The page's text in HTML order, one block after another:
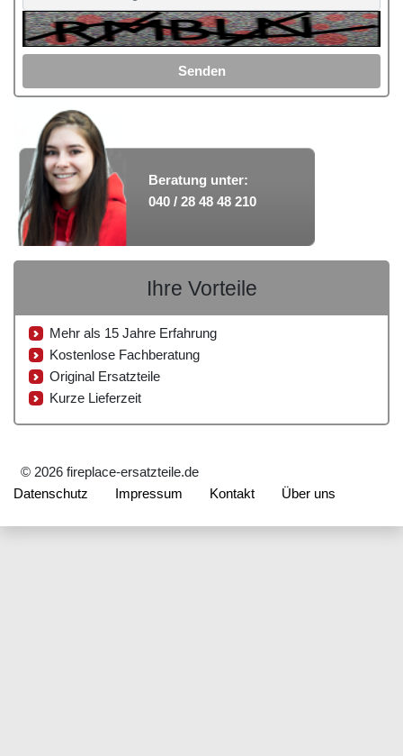
Senden
Beratung unter:
040 / 28 48 48 210
Ihre Vorteile
Mehr als 15 Jahre Erfahrung
Kostenlose Fachberatung
Original Ersatzteile
Kurze Lieferzeit
© 2026 fireplace-ersatzteile.de
Datenschutz
Impressum Kontakt Über uns